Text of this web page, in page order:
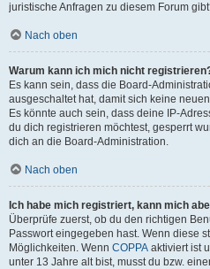
juristische Anfragen zu diesem Forum
Nach oben
Warum kann ich mich nicht
Es kann sein, dass die Board-
ausgeschaltet hat, damit sich keine
Es könnte auch sein, dass deine IP-
du dich registrieren möchtest, gesperrt
dich an die Board-Administration.
Nach oben
Ich habe mich registriert, kann mich
Überprüfe zuerst, ob du den richtigen
Passwort eingegeben hast. Wenn diese
Möglichkeiten. Wenn COPPA aktiviert ist
unter 13 Jahre alt bist, musst du bzw.